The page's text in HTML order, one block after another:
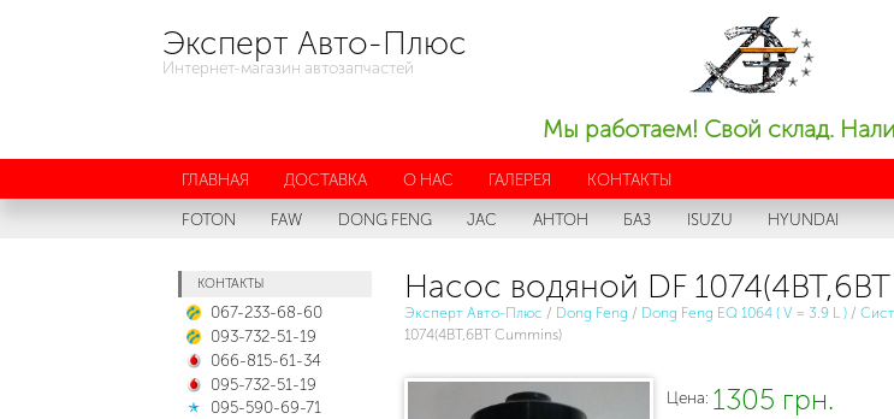
Эксперт Авто-Плюс
Интернет-магазин автозапчастей
Мы работаем! Свой склад.
ГЛАВНАЯ ДОСТАВКА О НАС ГАЛЕРЕЯ КОНТАКТЫ
FOTON
FAW DONG FENG JAC АНТОН БАЗ ISUZU HYUNDAI
КОНТАКТЫ
067-233-68-60
093-732-51-19
066-815-61-34
095-732-51-19
095-590-69-71
Насос водяной DF
Эксперт Авто-Плюс / Dong Feng / Dong Feng EQ 1064 ( V = 3.9 L )/
1074(4BT,6BT Cummins)
Цена: 1305 грн.